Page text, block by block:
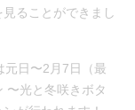
ることができまし
元日〜2月7日（最
〜光と冬咲きボタ